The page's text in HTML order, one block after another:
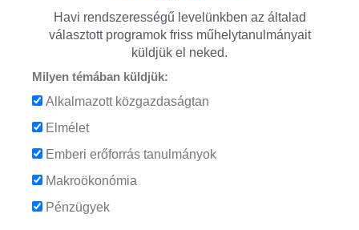
Havi rendszerességű levelünkben az általad
választott programok friss műhelytanulmányait
küldjük el neked.
Milyen témában küldjük:
Alkalmazott közgazdaságtan
Elmélet
Emberi erőforrás tanulmányok
Makroökonómia
Pénzügyek